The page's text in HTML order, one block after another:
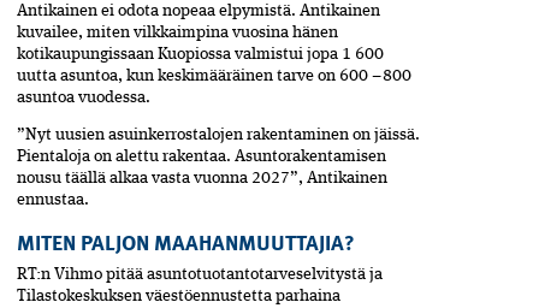
Antikainen ei odota nopeaa elpy­mistä.­ Antikainen
kuvailee, miten vilkkaimpina vuosina hänen
kotikaupungissaan Kuopiossa valmistui jopa 1 600
uutta asuntoa, kun keskimääräinen tarve on 600 – 800
asuntoa vuodessa.
”Nyt uusien asuinkerrostalojen rakentaminen on jäissä.
Pientaloja on alettu rakentaa. Asuntorakentamisen
nousu täällä alkaa vasta vuonna 2027”, Antikainen
ennustaa.
MITEN PALJON MAAHANMUUTTAJIA?
RT:n Vihmo pitää asuntotuotantotarveselvitystä ja
Tilastokeskuksen väestöennustetta parhaina